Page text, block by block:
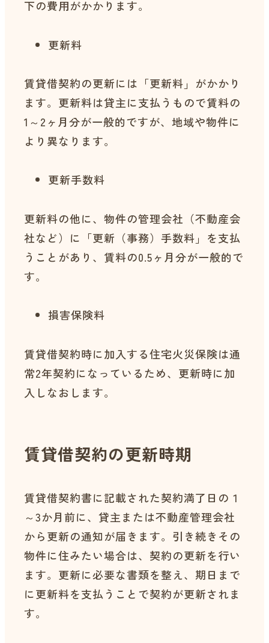
下の費用がかかります。
更新料
賃貸借契約の更新には「更新料」がかかり
ます。更新料は貸主に支払うもので賃料の
1～2ヶ月分が一般的ですが、地域や物件に
より異なります。
更新手数料
更新料の他に、物件の管理会社（不動産会
社など）に「更新（事務）手数料」を支払
うことがあり、賃料の0.5ヶ月分が一般的で
す。
損害保険料
賃貸借契約時に加入する住宅火災保険は通
常2年契約になっているため、更新時に加
入しなおします。
賃貸借契約の更新時期
賃貸借契約書に記載された契約満了日の１
～3か月前に、貸主または不動産管理会社
から更新の通知が届きます。引き続きその
物件に住みたい場合は、契約の更新を行い
ます。更新に必要な書類を整え、期日まで
に更新料を支払うことで契約が更新されま
す。